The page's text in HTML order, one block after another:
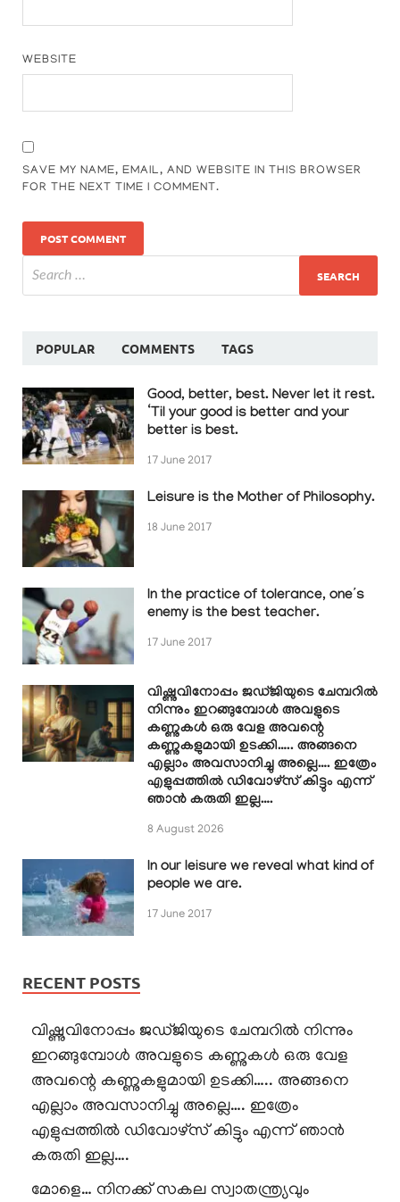
WEBSITE
SAVE MY NAME, EMAIL, AND WEBSITE IN THIS BROWSER
FOR THE NEXT TIME I COMMENT.
POPULAR COMMENTS TAGS
Good, better, best. Never let it rest.
‘Til your good is better and your
better is best.
17 June 2017
Leisure is the Mother of Philosophy.
18 June 2017
In the practice of tolerance, one’s
enemy is the best teacher.
17 June 2017
വിഷ്ണുവിനോപ്പം ജഡ്ജിയുടെ ചേമ്പറിൽ
നിന്നും ഇറങ്ങുമ്പോൾ അവളുടെ
കണ്ണുകൾ ഒരു വേള അവന്റെ
കണ്ണുകളുമായി ഉടക്കി….. അങ്ങനെ
എല്ലാം അവസാനിച്ചു അല്ലെ…. ഇത്രേം
എളുപ്പത്തിൽ ഡിവോഴ്സ് കിട്ടും എന്ന്
ഞാൻ കരുതി ഇല്ല….
8 August 2026
In our leisure we reveal what kind of
people we are.
17 June 2017
RECENT POSTS
വിഷ്ണുവിനോപ്പം ജഡ്ജിയുടെ ചേമ്പറിൽ നിന്നും
ഇറങ്ങുമ്പോൾ അവളുടെ കണ്ണുകൾ ഒരു വേള
അവന്റെ കണ്ണുകളുമായി ഉടക്കി….. അങ്ങനെ
എല്ലാം അവസാനിച്ചു അല്ലെ…. ഇത്രേം
എളുപ്പത്തിൽ ഡിവോഴ്സ് കിട്ടും എന്ന് ഞാൻ
കരുതി ഇല്ല….
മോളെ… നിനക്ക് സകല സ്വാതന്ത്ര്യവും